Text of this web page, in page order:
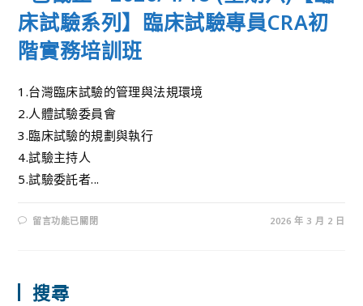
床試驗系列】臨床試驗專員CRA初
階實務培訓班
1.台灣臨床試驗的管理與法規環境
2.人體試驗委員會
3.臨床試驗的規劃與執行
4.試驗主持人
5.試驗委託者...
留言功能已關閉 2026 年 3 月 2 日
搜尋